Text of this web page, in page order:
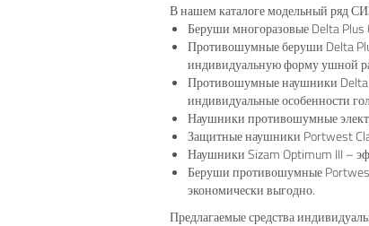
В нашем каталоге модельный ряд
Беруши многоразовые Delta Plus
Противошумные беруши Delta
индивидуальную форму ушной
Противошумные наушники Delta
индивидуальные особенности
Наушники противошумные
Защитные наушники Portwest
Наушники Sizam Optimum III –
Беруши противошумные
экономически выгодно.
Предлагаемые средства